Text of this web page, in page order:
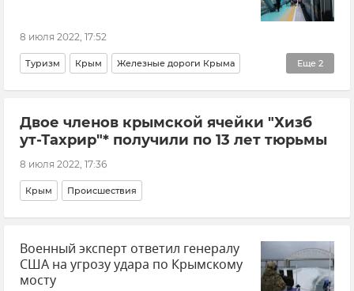
8 июля 2022, 17:52
Еще 2
Туризм Крым Железные дороги Крыма
Туризм в Крыму Общество
Двое членов крымской ячейки "Хизб
ут-Тахрир"* получили по 13 лет тюрьмы
8 июля 2022, 17:36
Крым Происшествия
Военный эксперт ответил генералу
США на угрозу удара по Крымскому
мосту